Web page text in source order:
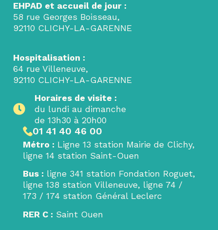
EHPAD et accueil de jour :
58 rue Georges Boisseau,
92110 CLICHY-LA-GARENNE
Hospitalisation :
64 rue Villeneuve,
92110 CLICHY-LA-GARENNE
Horaires de visite :
du lundi au dimanche
de 13h30 à 20h00
Métro : Ligne 13 station Mairie de Clichy,
ligne 14 station Saint-Ouen
Bus: ligne 341 station Fondation Roguet,
ligne 138 station Villeneuve, ligne 74 /
173 / 174 station Général Leclerc
RER C: Saint Ouen
01 41 40 46 00